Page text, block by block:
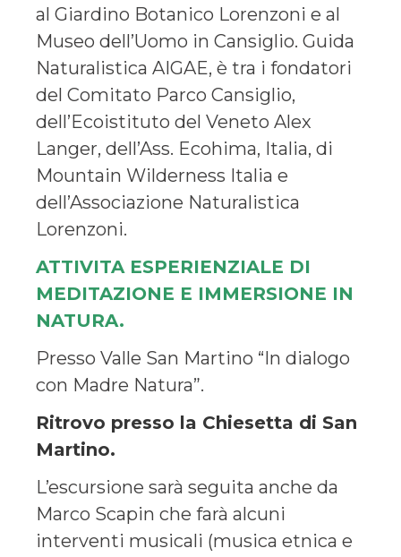
al Giardino Botanico Lorenzoni e al
Museo dell’Uomo in Cansiglio. Guida
Naturalistica AIGAE, è tra i fondatori
del Comitato Parco Cansiglio,
dell’Ecoistituto del Veneto Alex
Langer, dell’Ass. Ecohima, Italia, di
Mountain Wilderness Italia e
dell’Associazione Naturalistica
Lorenzoni.
ATTIVITA ESPERIENZIALE DI
MEDITAZIONE E IMMERSIONE IN
NATURA.
Presso Valle San Martino “In dialogo
con Madre Natura”.
Ritrovo presso la Chiesetta di San
Martino.
L’escursione sarà seguita anche da
Marco Scapin che farà alcuni
interventi musicali (musica etnica e